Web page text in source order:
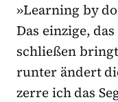
»Learning by
Das einzige,
schließen
runter ändert
zerre ich das